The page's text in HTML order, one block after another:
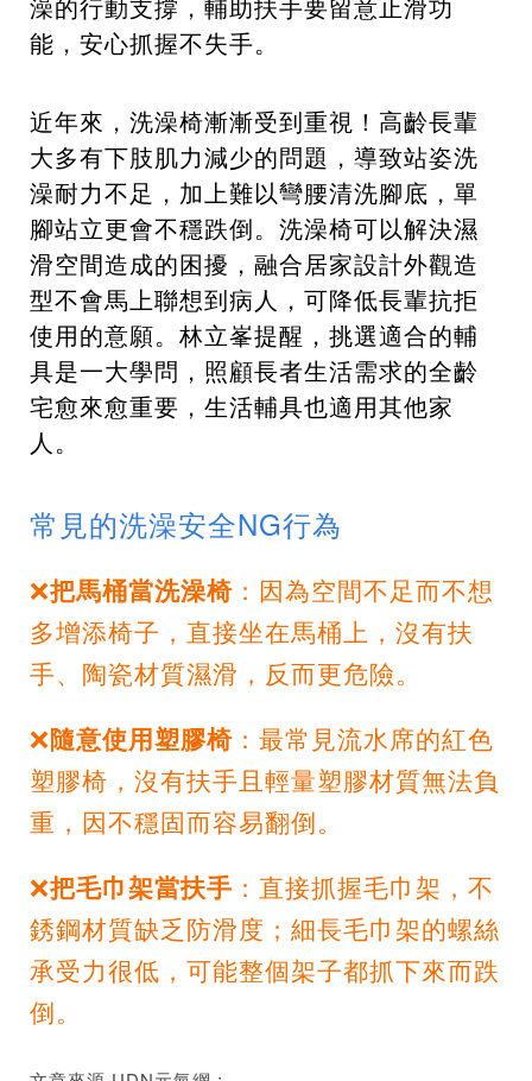
能，安心抓握不失手。
近年來，洗澡椅漸漸受到重視！高齡長輩
大多有下肢肌力減少的問題，導致站姿洗
澡耐力不足，加上難以彎腰清洗腳底，單
腳站立更會不穩跌倒。洗澡椅可以解決濕
滑空間造成的困擾，融合居家設計外觀造
型不會馬上聯想到病人，可降低長輩抗拒
使用的意願。林立峯提醒，挑選適合的輔
具是一大學問，照顧長者生活需求的全齡
宅愈來愈重要，生活輔具也適用其他家
人。
常見的洗澡安全NG行為
❌把馬桶當洗澡椅 ：因為空間不足而不想
多增添椅子，直接坐在馬桶上，沒有扶
手、陶瓷材質濕滑，反而更危險。
❌隨意使用塑膠椅 ：最常見流水席的紅色
塑膠椅，沒有扶手且輕量塑膠材質無法負
重，因不穩固而容易翻倒。
❌把毛巾架當扶手 ：直接抓握毛巾架，不
銹鋼材質缺乏防滑度；細長毛巾架的螺絲
承受力很低，可能整個架子都抓下來而跌
倒。